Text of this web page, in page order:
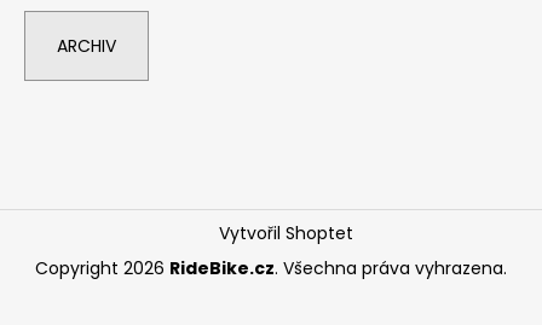
ARCHIV
Vytvořil Shoptet
Copyright 2026 RideBike.cz. Všechna práva vyhrazena.